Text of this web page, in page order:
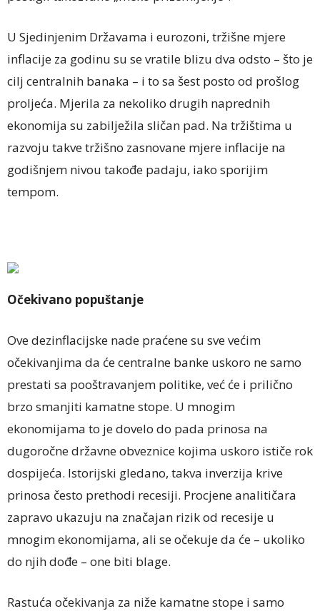
U Sjedinjenim Državama i eurozoni, tržišne mjere
inflacije za godinu su se vratile blizu dva odsto – što je
cilj centralnih banaka – i to sa šest posto od prošlog
proljeća. Mjerila za nekoliko drugih naprednih
ekonomija su zabilježila sličan pad. Na tržištima u
razvoju takve tržišno zasnovane mjere inflacije na
godišnjem nivou takođe padaju, iako sporijim
tempom.
Očekivano popuštanje
Ove dezinflacijske nade praćene su sve većim
očekivanjima da će centralne banke uskoro ne samo
prestati sa pooštravanjem politike, već će i prilično
brzo smanjiti kamatne stope. U mnogim
ekonomijama to je dovelo do pada prinosa na
dugoročne državne obveznice kojima uskoro ističe rok
dospijeća. Istorijski gledano, takva inverzija krive
prinosa često prethodi recesiji. Procjene analitičara
zapravo ukazuju na značajan rizik od recesije u
mnogim ekonomijama, ali se očekuje da će – ukoliko
do njih dođe – one biti blage.
Rastuća očekivanja za niže kamatne stope i samo